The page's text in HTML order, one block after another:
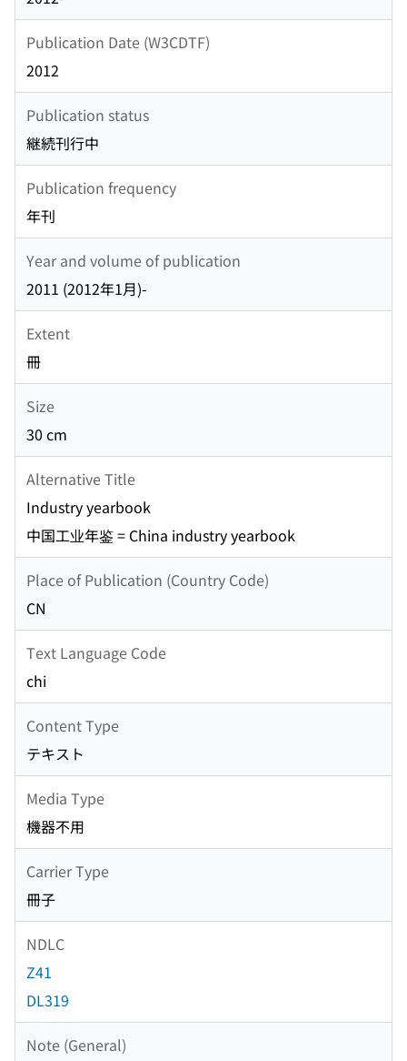
Publication Date (W3CDTF)
2012
Publication status
継続刊行中
Publication frequency
年刊
Year and volume of publication
2011 (2012年1月)-
Extent
冊
Size
30 cm
Alternative Title
Industry yearbook
中国工业年鉴 = China industry yearbook
Place of Publication (Country Code)
CN
Text Language Code
chi
Content Type
テキスト
Media Type
機器不用
Carrier Type
冊子
NDLC
Z41
DL319
Note (General)